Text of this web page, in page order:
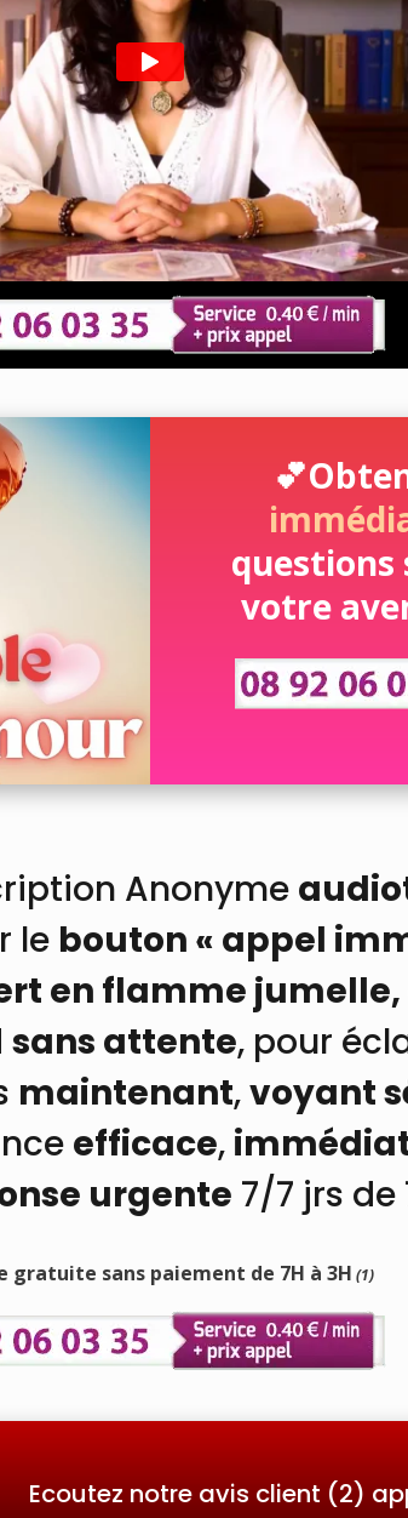
💕
questions
votre
Anonyme
le bouton « appel
en flamme jumelle,
sans attente, pour
maintenant,voyant
efficace,
urgente 7/7 jrs de
gratuite sans paiement de 7H à 3H (1)
Ecoutez notre avis client (2)